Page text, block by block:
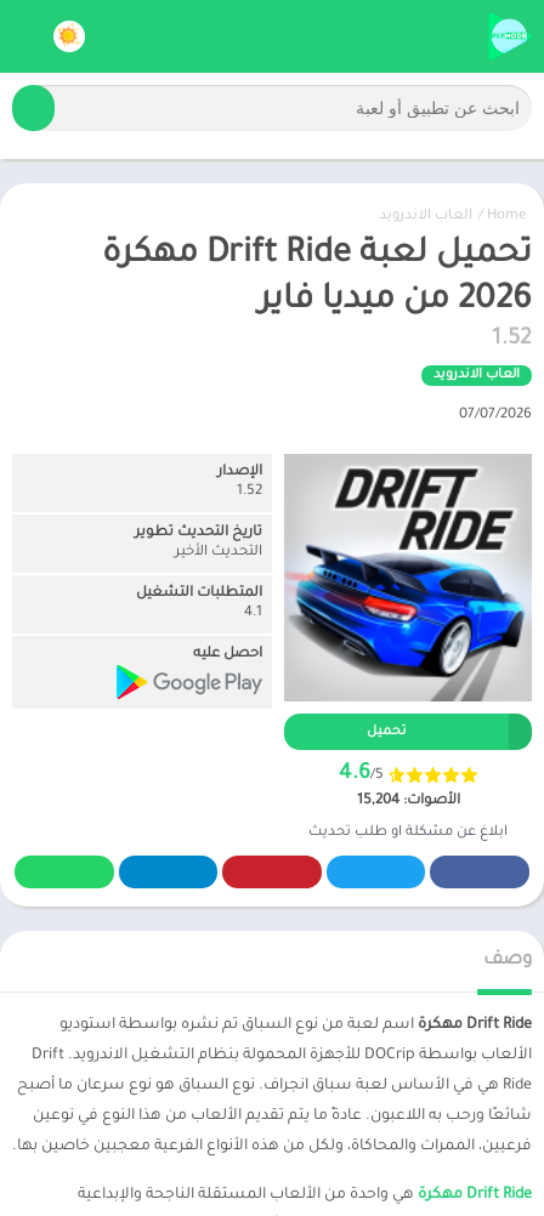
Home
/ العاب الاندرويد
تحميل لعبة Drift Ride مهكرة
2026 من ميديا فاير
1.52
العاب الاندرويد
07/07/2026
تحميل
4.6/5
الأصوات: 15,204
ابلاغ عن مشكلة او طلب تحديث
الإصدار
1.52
تاريخ التحديث تطوير
التحديث الأخير
المتطلبات التشغيل
4.1
احصل عليه
وصف
Drift Ride مهكرة
اسم لعبة من نوع السباق تم نشره بواسطة استوديو
الألعاب بواسطة DOCrip للأجهزة المحمولة بنظام التشغيل الاندرويد. Drift
Ride هي في الأساس لعبة سباق انجراف. نوع السباق هو نوع سرعان ما أصبح
شائعًا ورحب به اللاعبون. عادةً ما يتم تقديم الألعاب من هذا النوع في نوعين
فرعيين، الممرات والمحاكاة، ولكل من هذه الأنواع الفرعية معجبين خاصين بها.
Drift Ride مهكرة
هي واحدة من الألعاب المستقلة الناجحة والإبداعية